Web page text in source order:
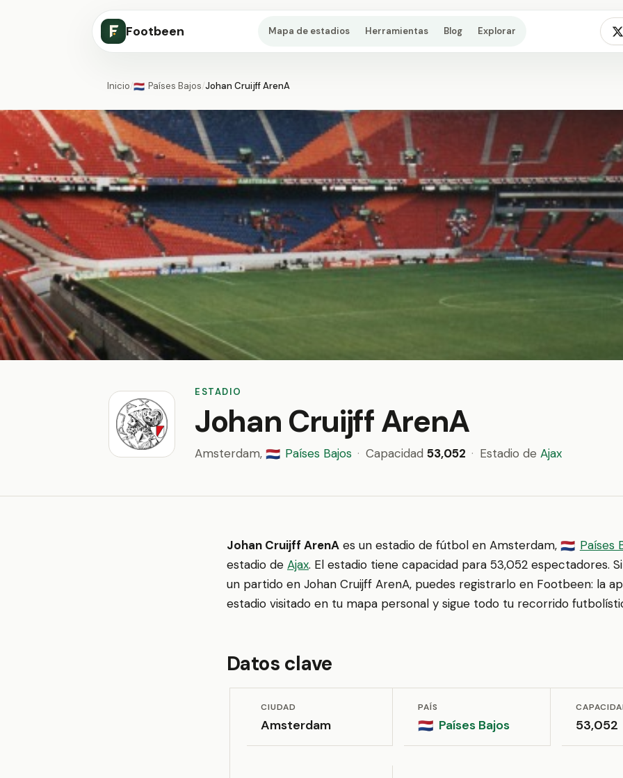
Footbeen Mapa de estadios Herramientas Blog Explorar
Inicio/🇳🇱 Países Bajos/Johan Cruijff ArenA
ESTADIO
Johan Cruijff ArenA
Amsterdam, 🇳🇱 Países Bajos · Capacidad 53,052 · Estadio de Ajax
Johan Cruijff ArenA es un estadio de fútbol en Amsterdam, 🇳🇱 Países
estadio de Ajax. El estadio tiene capacidad para 53,052 espectadores.
un partido en Johan Cruijff ArenA, puedes registrarlo en Footbeen: la
estadio visitado en tu mapa personal y sigue todo tu recorrido
Datos clave
CIUDAD
Amsterdam
PAÍS
🇳🇱 Países Bajos 53,052